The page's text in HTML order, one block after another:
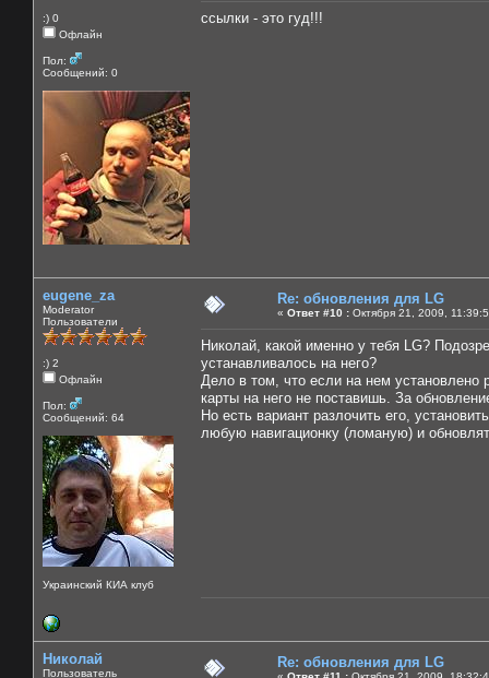
:) 0
Офлайн
Пол:
Сообщений: 0
ссылки - это гуд!!!
eugene_za
Moderator
Пользователи
:) 2
Офлайн
Пол:
Сообщений: 64
Украинский КИА клуб
Re: обновления для LG
« Ответ #10 : Октября 21, 2009,
Николай, какой именно у тебя LG?
устанавливалось на него?
Дело в том, что если на нем установлено
карты на него не поставишь. За
Но есть вариант разлочить его,
любую навигационку (ломаную) и
Николай
Пользователь
Re: обновления для LG